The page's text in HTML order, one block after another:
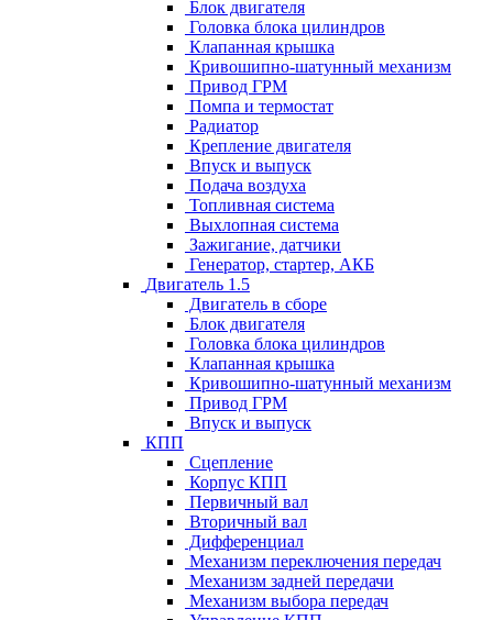
Блок двигателя
Головка блока цилиндров
Клапанная крышка
Кривошипно-шатунный механизм
Привод ГРМ
Помпа и термостат
Радиатор
Крепление двигателя
Впуск и выпуск
Подача воздуха
Топливная система
Выхлопная система
Зажигание, датчики
Генератор, стартер, АКБ
Двигатель 1.5
Двигатель в сборе
Блок двигателя
Головка блока цилиндров
Клапанная крышка
Кривошипно-шатунный механизм
Привод ГРМ
Впуск и выпуск
КПП
Сцепление
Корпус КПП
Первичный вал
Вторичный вал
Дифференциал
Механизм переключения передач
Механизм задней передачи
Механизм выбора передач